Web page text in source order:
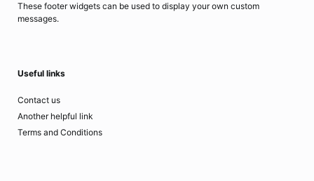
These footer widgets can be used to display your own custom
messages.
Useful links
Contact us
Another helpful link
Terms and Conditions